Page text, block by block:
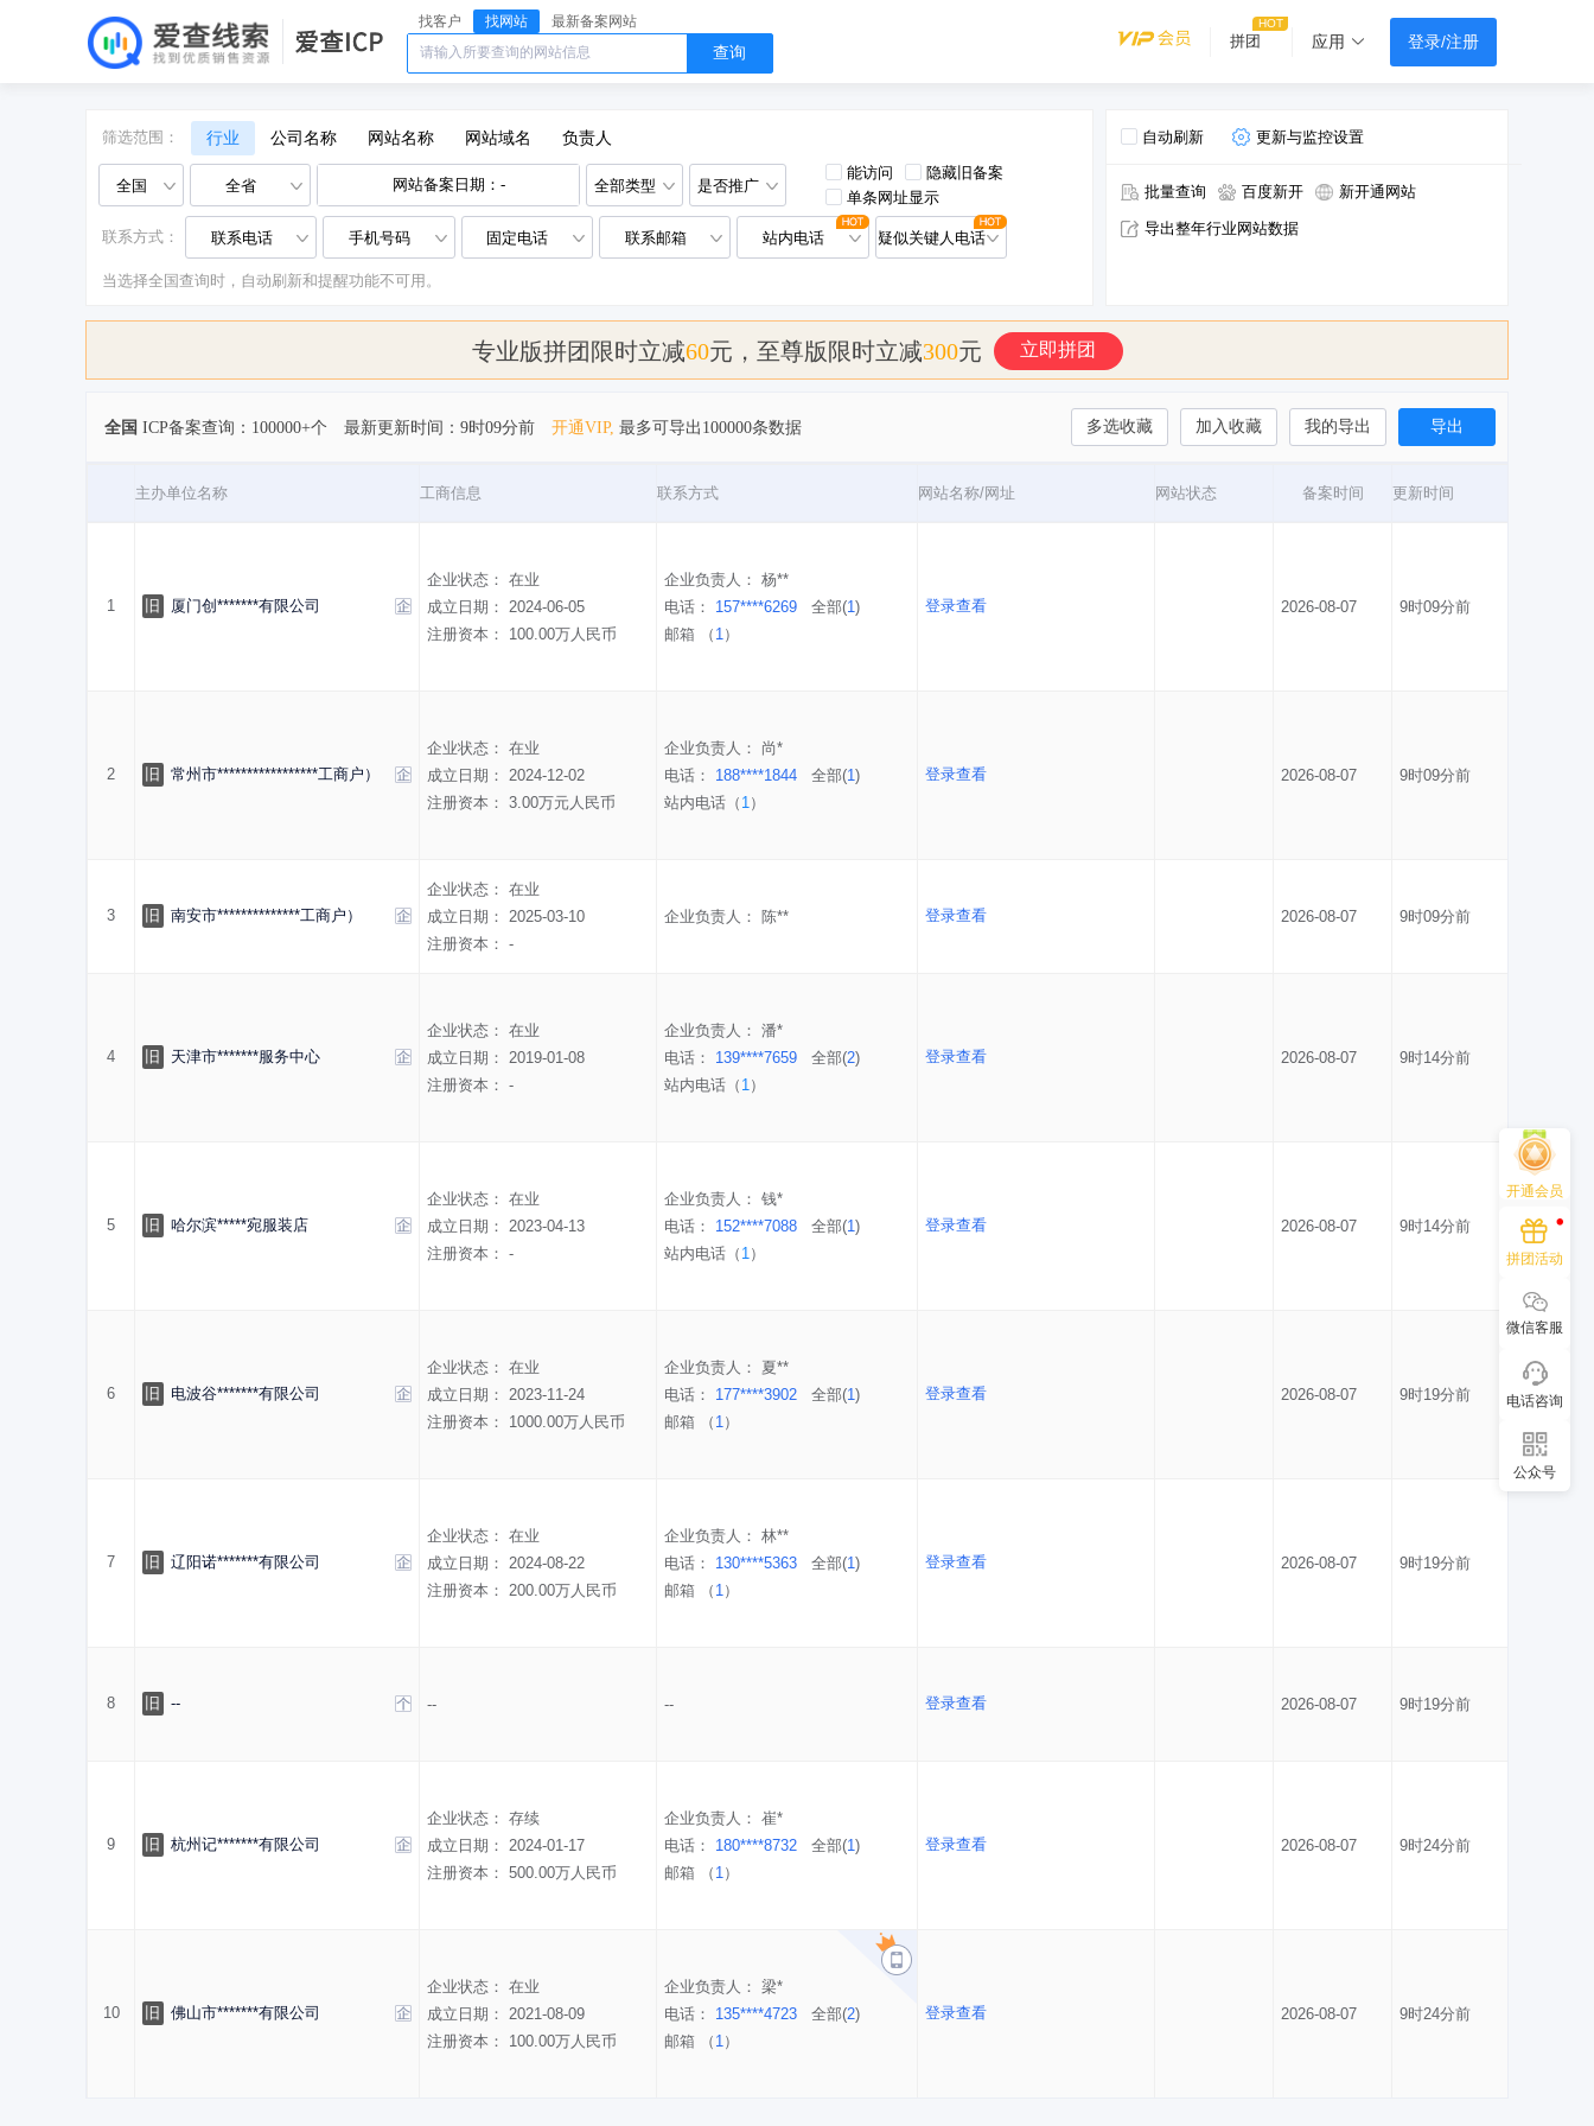
找客户 找网站 最新备案网站
查询
拼团 应用 登录/注册
筛选范围： 行业 公司名称 网站名称 网站域名 负责人
全国 全省 全部类型 是否推广
能访问
隐藏旧备案
单条网址显示
联系方式： 联系电话 手机号码 固定电话 联系邮箱 站内电话 疑似关键人电话
当选择全国查询时，自动刷新和提醒功能不可用。
自动刷新 更新与监控设置
批量查询 百度新开 新开通网站
导出整年行业网站数据
专业版拼团限时立减60元，至尊版限时立减300元 立即拼团
全国 ICP备案查询：100000+个 最新更新时间：9时09分前 开通VIP, 最多可导出100000条数据 多选收藏 加入收藏 我的导出 导出
主办单位名称 工商信息 联系方式 网站名称/网址 网站状态 备案时间 更新时间
1 旧 厦门创*******有限公司
企业状态： 在业
成立日期： 2024-06-05
注册资本： 100.00万人民币
企业负责人： 杨**
电话： 157****6269 全部(1)
邮箱 （ 1）
登录查看 2026-08-07 9时09分前
2 旧 常州市*****************工商户）
企业状态： 在业
成立日期： 2024-12-02
注册资本： 3.00万元人民币
企业负责人： 尚*
电话： 188****1844 全部(1)
站内电话（ 1）
登录查看 2026-08-07 9时09分前
3 旧 南安市**************工商户）
企业状态： 在业
成立日期： 2025-03-10
注册资本： -
企业负责人： 陈** 登录查看 2026-08-07 9时09分前
4 旧 天津市*******服务中心
企业状态： 在业
成立日期： 2019-01-08
注册资本： -
企业负责人： 潘*
电话： 139****7659 全部(2)
站内电话（ 1）
登录查看 2026-08-07 9时14分前
5 旧 哈尔滨*****宛服装店
企业状态： 在业
成立日期： 2023-04-13
注册资本： -
企业负责人： 钱*
电话： 152****7088 全部(1)
站内电话（ 1）
登录查看 2026-08-07 9时14分前
6 旧 电波谷*******有限公司
企业状态： 在业
成立日期： 2023-11-24
注册资本： 1000.00万人民币
企业负责人： 夏**
电话： 177****3902 全部(1)
邮箱 （ 1）
登录查看 2026-08-07 9时19分前
7 旧 辽阳诺*******有限公司
企业状态： 在业
成立日期： 2024-08-22
注册资本： 200.00万人民币
企业负责人： 林**
电话： 130****5363 全部(1)
邮箱 （ 1）
登录查看 2026-08-07 9时19分前
8 旧 -- -- -- 登录查看 2026-08-07 9时19分前
9 旧 杭州记*******有限公司
企业状态： 存续
成立日期： 2024-01-17
注册资本： 500.00万人民币
企业负责人： 崔*
电话： 180****8732 全部(1)
邮箱 （ 1）
登录查看 2026-08-07 9时24分前
10 旧 佛山市*******有限公司
企业状态： 在业
成立日期： 2021-08-09
注册资本： 100.00万人民币
企业负责人： 梁*
电话： 135****4723 全部(2)
邮箱 （ 1）
登录查看 2026-08-07 9时24分前
开通会员
拼团活动
微信客服
电话咨询
公众号